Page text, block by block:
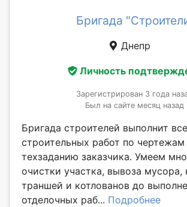
Бригада
Днепр
Личность
Зарегистрирован 3 года
Был на сайте месяц назад
Бригада строителей выполнит
строительных работ по
техзаданию заказчика. Умеем
очистки участка, вывоза мусора,
траншей и котлованов до
отделочных раб... Подробнее